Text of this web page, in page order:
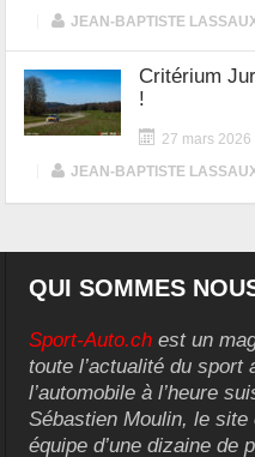
JEAN-BAPTISTE
Critérium
!
27 mars 2026
JEAN-BAPTISTE
QUI SOMMES
Sport-Auto.ch est un
toute l’actualité du sport
l’automobile à l’heure
Sébastien Moulin, le site
équipe d’une dizaine de